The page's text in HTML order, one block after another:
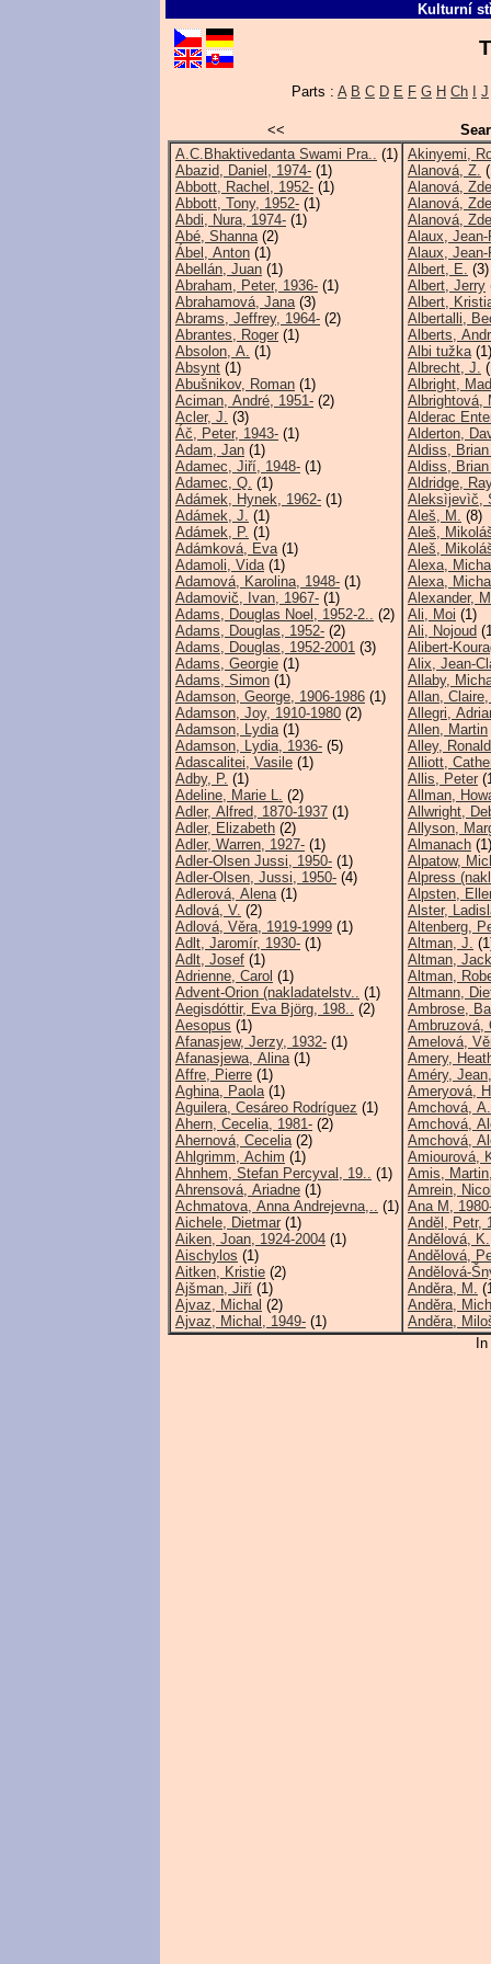
Kulturní
Parts : A B C D E F G H Ch J
<<
A.C.Bhaktivedanta Swami Pra.. (1)
Abazid, Daniel, 1974- (1)
Abbott, Rachel, 1952- (1)
Abbott, Tony, 1952- (1)
Abdi, Nura, 1974- (1)
Abé, Shanna(2)
Ábel, Anton (1)
Abellán, Juan (1)
Abraham, Peter, 1936- (1)
Abrahamová, Jana(3)
Abrams, Jeffrey, 1964- (2)
Abrantes, Roger (1)
Absolon, A. (1)
Absynt (1)
Abušnikov, Roman (1)
Aciman, André, 1951- (2)
Acler, J. (3)
Áč, Peter, 1943- (1)
Adam, Jan (1)
Adamec, Jiří, 1948- (1)
Adamec, Q. (1)
Adámek, Hynek, 1962- (1)
Adámek, J. (1)
Adámek, P. (1)
Adámková, Eva(1)
Adamoli, Vida(1)
Adamová, Karolina, 1948- (1)
Adamovič, Ivan, 1967- (1)
Adams, Douglas Noel, 1952-2.. (2)
Adams, Douglas, 1952- (2)
Adams, Douglas, 1952-2001 (3)
Adams, Georgie (1)
Adams, Simon (1)
Adamson, George, 1906-1986 (1)
Adamson, Joy, 1910-1980 (2)
Adamson, Lydia(1)
Adamson, Lydia, 1936- (5)
Adascalitei, Vasile (1)
Adby, P. (1)
Adeline, Marie L. (2)
Adler, Alfred, 1870-1937 (1)
Adler, Elizabeth (2)
Adler, Warren, 1927- (1)
Adler-Olsen Jussi, 1950- (1)
Adler-Olsen, Jussi, 1950- (4)
Adlerová, Alena(1)
Adlová, V. (2)
Adlová, Věra, 1919-1999 (1)
Adlt, Jaromír, 1930- (1)
Adlt, Josef (1)
Adrienne, Carol (1)
Advent-Orion (nakladatelstv.. (1)
Aegisdóttir, Eva Björg, 198.. (2)
Aesopus (1)
Afanasjew, Jerzy, 1932- (1)
Afanasjewa, Alina(1)
Affre, Pierre (1)
Aghina, Paola(1)
Aguilera, Cesáreo Rodríguez (1)
Ahern, Cecelia, 1981- (2)
Ahernová, Cecelia(2)
Ahlgrimm, Achim (1)
Ahnhem, Stefan Percyval, 19.. (1)
Ahrensová, Ariadne (1)
Achmatova, Anna Andrejevna,.. (1)
Aichele, Dietmar (1)
Aiken, Joan, 1924-2004 (1)
Aischylos (1)
Aitken, Kristie (2)
Ajšman, Jiří (1)
Ajvaz, Michal (2)
Ajvaz, Michal, 1949- (1)
Akinyemi,
Alanová, Z.
Alanová,
Alanová,
Alanová,
Alaux, Jean-
Alaux, Jean-
Albert, E. (3)
Albert, Jerry
Albert,
Albertalli,
Alberts,
Albi tužka(1)
Albrecht, J.
Albright,
Albrightová,
Alderac
Alderton,
Aldiss,
Aldiss,
Aldridge,
Aleksìjevìč,
Aleš, M. (8)
Aleš,
Aleš,
Alexa,
Alexa,
Alexander,
Ali, Moi (1)
Ali, Nojoud
Alibert-
Alix, Jean-
Allaby,
Allan,
Allegri,
Allen, Martin
Alley,
Alliott,
Allis, Peter
Allman,
Allwright,
Allyson,
Almanach (1)
Alpatow,
Alpress
Alpsten,
Alster,
Altenberg,
Altman, J.
Altman, Jack
Altman,
Altmann,
Ambrose,
Ambruzová,
Amelová,
Amery,
Améry,
Ameryová,
Amchová, A.
Amchová,
Amchová,
Amiourová,
Amis,
Amrein,
Ana M,
Anděl, Petr,
Andělová, K.
Andělová,
Andělová-
Anděra, M.
Anděra,
Anděra,